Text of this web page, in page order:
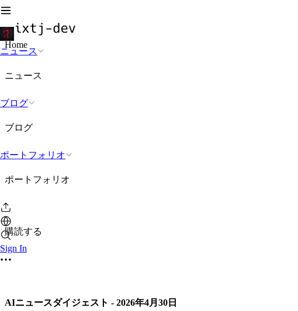
ニュース
ブログ
ポートフォリオ
Sign In
Home
ニュース
ブログ
ポートフォリオ
購読する
AIニュースダイジェスト - 2026年4月30日